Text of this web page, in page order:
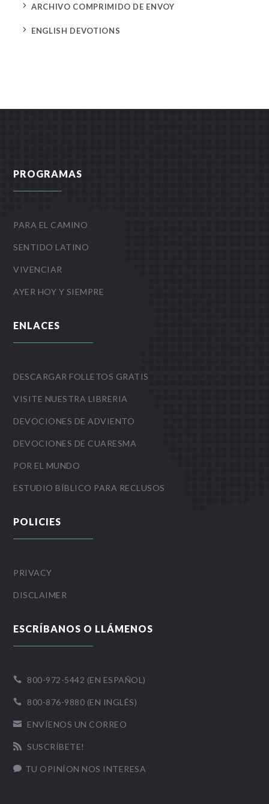
5 ARCHIVO COMPRIMIDO DE ENVOY
5 ENGLISH DEVOTIONS
PROGRAMAS
PARA EL CAMINO
SENTIDO LATINO
VIVENCIAR
AYER HOY Y SIEMPRE
ENLACES
DESCARGAR FOLLETOS GRATIS
VISITE NUESTRA LIBRERIA
DEVOCIONES DE ADVIENTO
DEVOCIONES DE CUARESMA
POR EL MUNDO
ESTUDIO BÍBLICO PARA RECLUSOS
POLICIES
PRIVACY
DISCLAIMER
ESCRÍBANOS O LLÁMENOS
 800-972-5442 (EN ESPAÑOL)
 800-876-9880 (EN INGLÉS)
 ENVÍENOS UN CORREO
 SUSCRÍBETE!
 TU OPINÍON NOS INTERESA